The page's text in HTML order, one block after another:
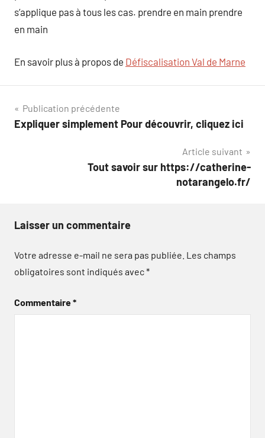
s’applique pas à tous les cas. prendre en main prendre
en main
En savoir plus à propos de Défiscalisation Val de Marne
Navigation
de
Publication précédente
Expliquer simplement Pour découvrir, cliquez ici
Article suivant
Tout savoir sur https://catherine-
notarangelo.fr/
Laisser un commentaire
Votre adresse e-mail ne sera pas publiée. Les champs
obligatoires sont indiqués avec*
Commentaire*